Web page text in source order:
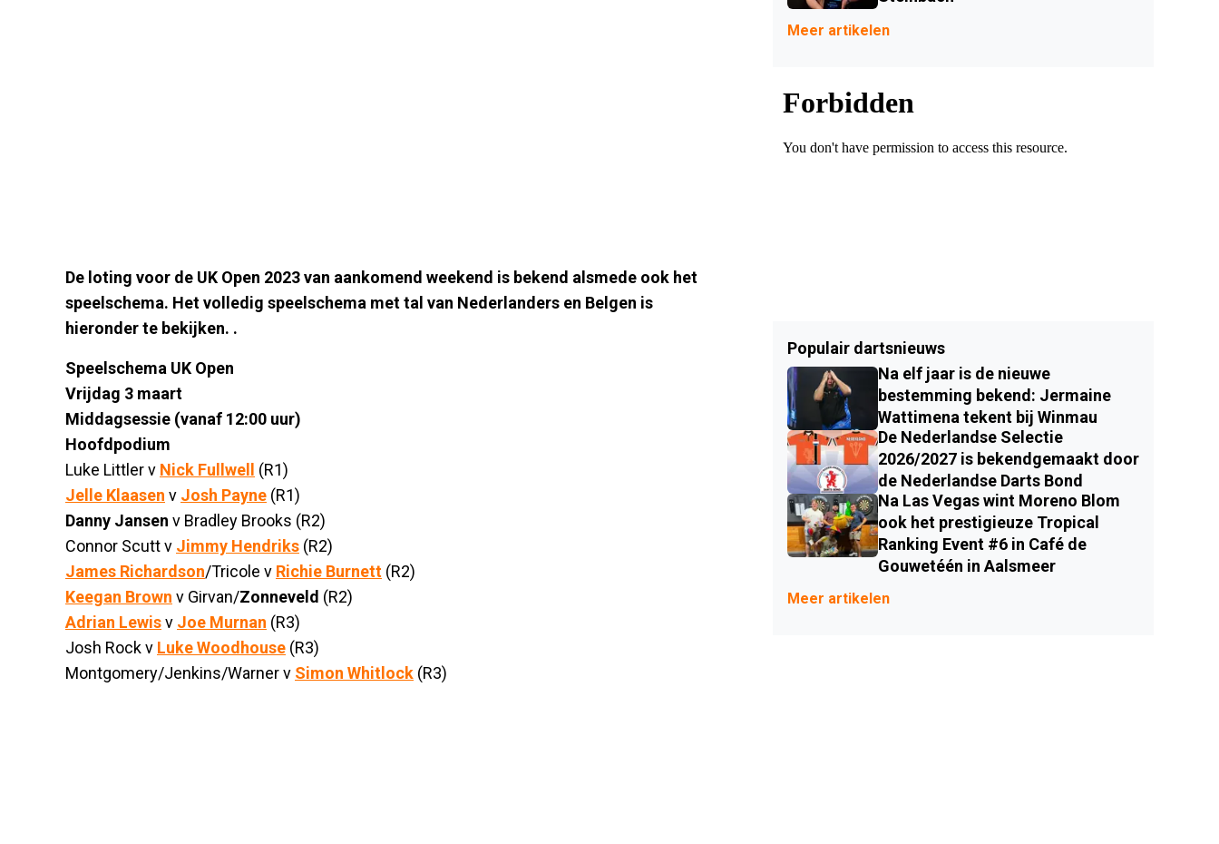
De loting voor de UK Open 2023 van aankomend weekend is bekend alsmede ook het
speelschema. Het volledig speelschema met tal van Nederlanders en Belgen is
hieronder te bekijken. .
Speelschema UK Open
Vrijdag 3 maart
Middagsessie (vanaf 12:00 uur)
Hoofdpodium
Luke Littler v Nick Fullwell
(R1)
Jelle Klaasen v Josh Payne (R1)
Danny Jansen v Bradley Brooks (R2)
Connor Scutt v Jimmy Hendriks (R2)
James Richardson/Tricole v Richie Burnett (R2)
Keegan Brown v Girvan/Zonneveld (R2)
Adrian Lewisv Joe Murnan (R3)
Josh Rock v Luke Woodhouse (R3)
Montgomery/Jenkins/Warner v Simon Whitlock (R3)
Meer artikelen
Populair dartsnieuws
Na elf jaar is de nieuwe
bestemming bekend: Jermaine
Wattimena tekent bij Winmau
De Nederlandse Selectie
2026/2027 is bekendgemaakt door
de Nederlandse Darts Bond
Na Las Vegas wint Moreno Blom
ook het prestigieuze Tropical
Ranking Event #6 in Café de
Gouwetéén in Aalsmeer
Meer artikelen